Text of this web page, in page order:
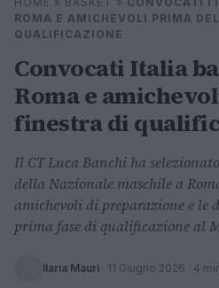
Cerca
ROMA E AMICHEVOLI PRIMA
QUALIFICAZIONE
Convocati Italia
Roma e
finestra di
Il CT Luca Banchi ha
della Nazionale maschile a
amichevoli di preparazione e le
prima fase di qualificazione al
Ilaria Mauri · 11 Giugno 2026 · 4